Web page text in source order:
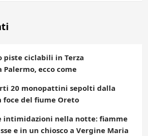
piste ciclabili in Terza
Palermo, ecco come
20 monopattini sepolti dalla
foce del fiume Oreto
intimidazioni nella notte: fiamme
e in un chiosco a Vergine Maria